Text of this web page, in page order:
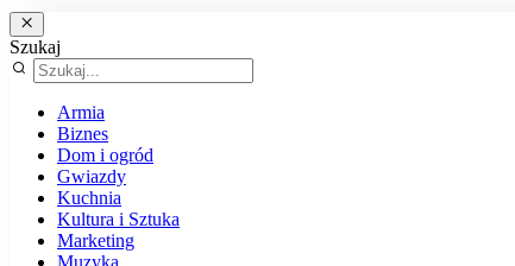
Szukaj
Armia
Biznes
Dom i ogród
Gwiazdy
Kuchnia
Kultura i Sztuka
Marketing